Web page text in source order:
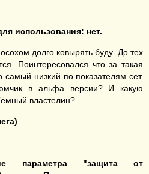
использования: нет.
долго ковырять буду. До тех
Поинтересовался что за такая
самый низкий по показателям сет.
в альфа версии? И какую
властелин?
параметра "защита от